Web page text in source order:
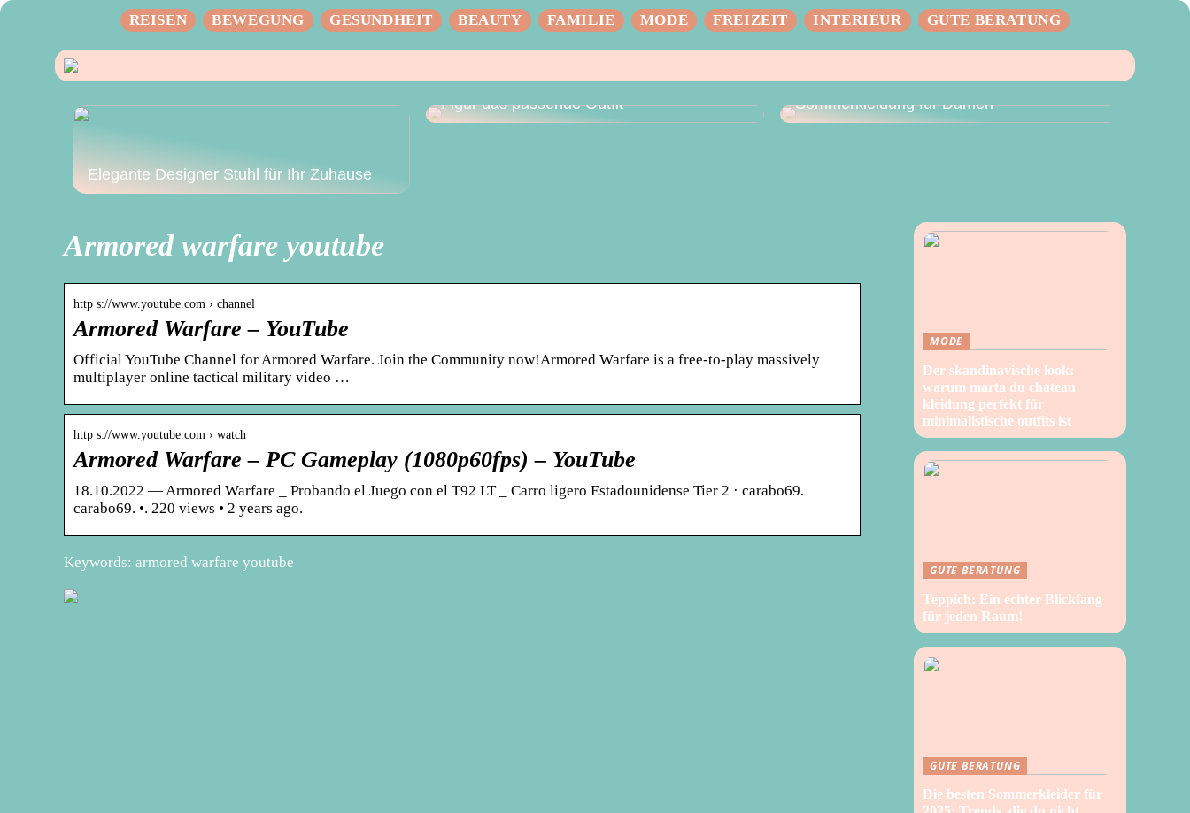
REISEN BEWEGUNG GESUNDHEIT BEAUTY FAMILIE MODE FREIZEIT INTERIEUR GUTE BERATUNG
Elegante Designer Stuhl für Ihr Zuhause
Figur das passende Outfit
Sommerkleidung für Damen
Armored warfare youtube
http s://www.youtube.com › channel
Armored Warfare – YouTube
Official YouTube Channel for Armored Warfare. Join the Community now!Armored Warfare is a free-to-play massively
multiplayer online tactical military video …
http s://www.youtube.com › watch
Armored Warfare – PC Gameplay (1080p60fps) – YouTube
18.10.2022 — Armored Warfare _ Probando el Juego con el T92 LT _ Carro ligero Estadounidense Tier 2 · carabo69.
carabo69. •. 220 views • 2 years ago.
Keywords: armored warfare youtube
MODE
Der skandinavische look:
warum marta du chateau
kleidung perfekt für
minimalistische outfits ist
GUTE BERATUNG
Teppich: Ein echter Blickfang
für jeden Raum!
GUTE BERATUNG
Die besten Sommerkleider für